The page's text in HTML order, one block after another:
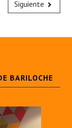
Siguiente
BARILOCHE